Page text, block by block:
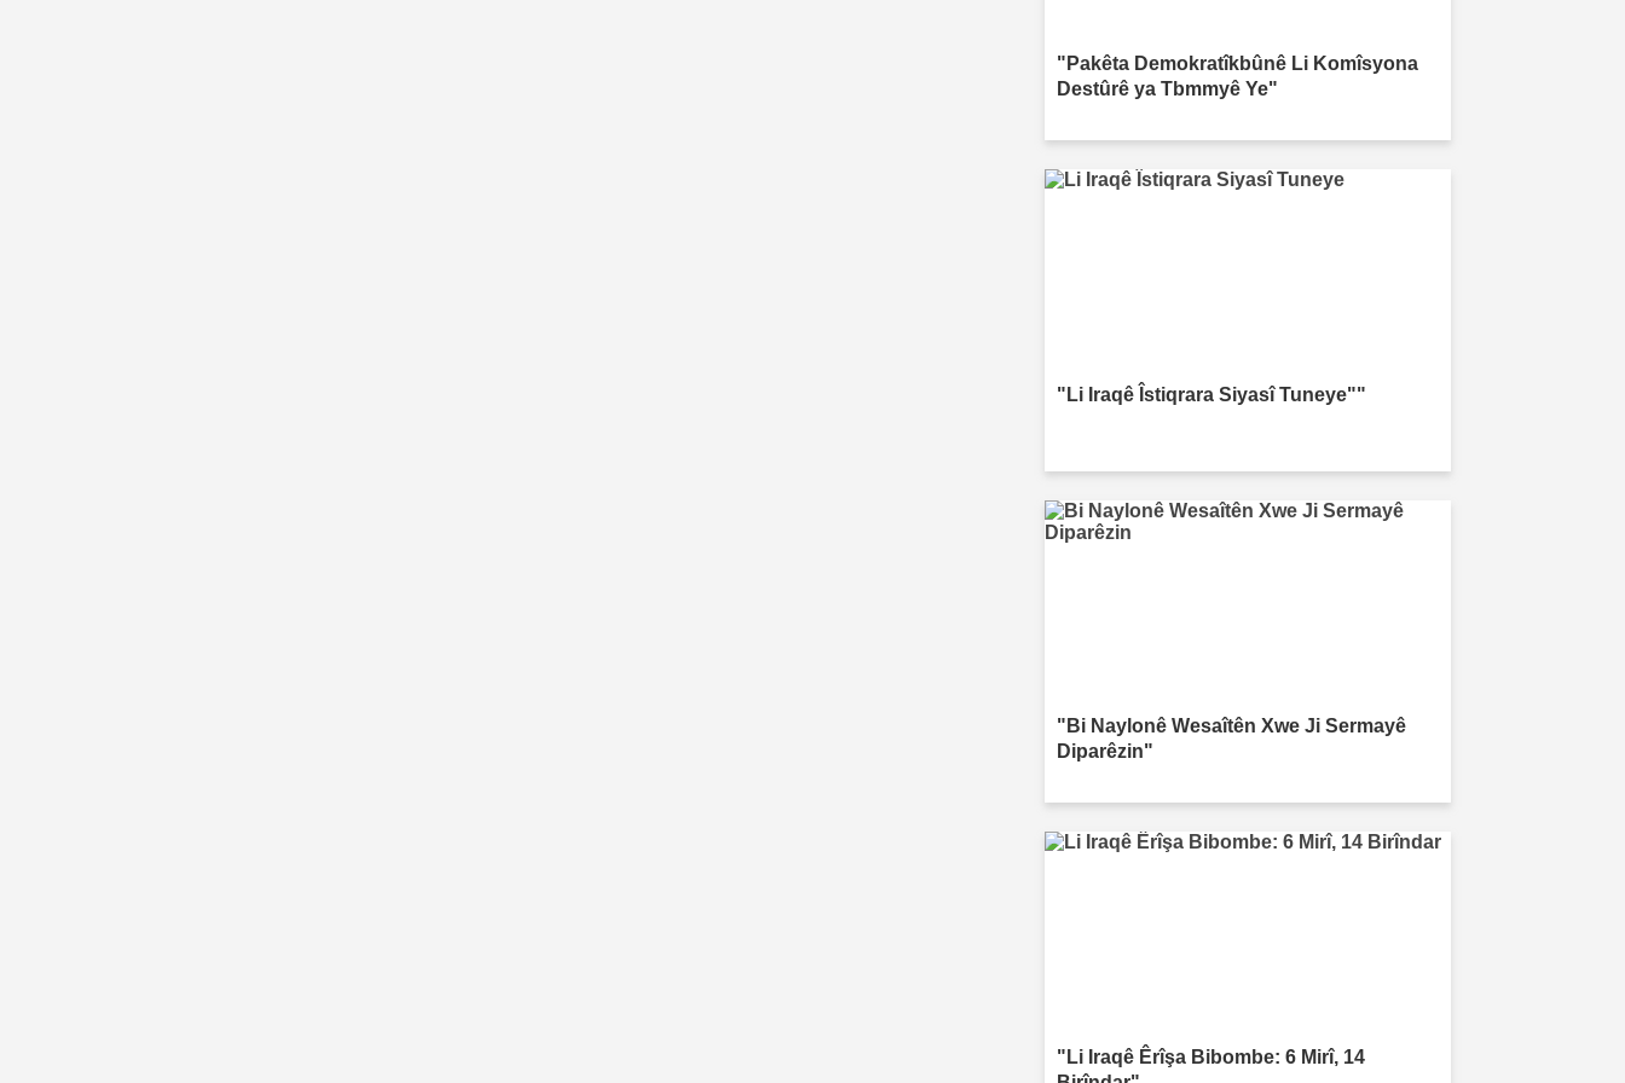
"Pakêta Demokratîkbûnê Li Komîsyona
Destûrê ya Tbmmyê Ye"
"Li Iraqê Îstiqrara Siyasî Tuneye""
"Bi Naylonê Wesaîtên Xwe Ji Sermayê
Diparêzin"
"Li Iraqê Êrîşa Bibombe: 6 Mirî, 14